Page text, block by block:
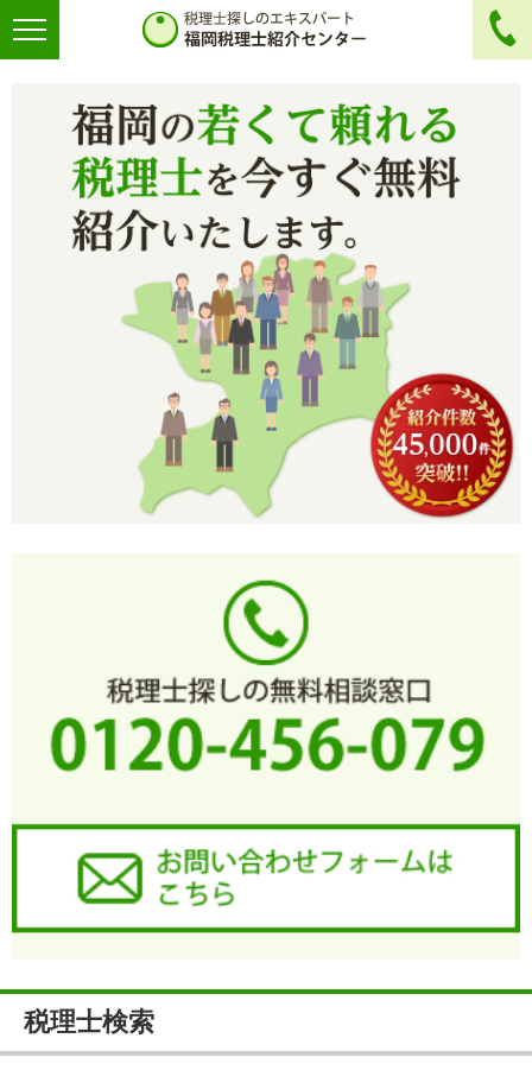
税理士検索